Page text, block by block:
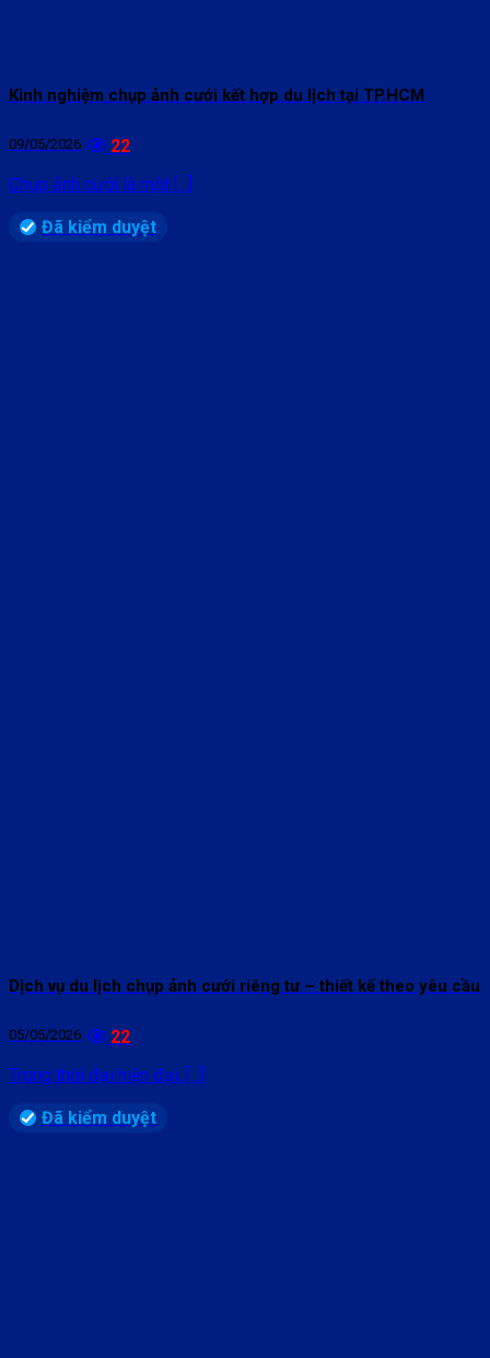
Kinh nghiệm chụp ảnh cưới kết hợp du lịch tại TP.HCM
09/05/2026
22
Chụp ảnh cưới là một [...]
Đã kiểm duyệt
Dịch vụ du lịch chụp ảnh cưới riêng tư – thiết kế theo yêu cầu
05/05/2026
22
Trong thời đại hiện đại, [...]
Đã kiểm duyệt